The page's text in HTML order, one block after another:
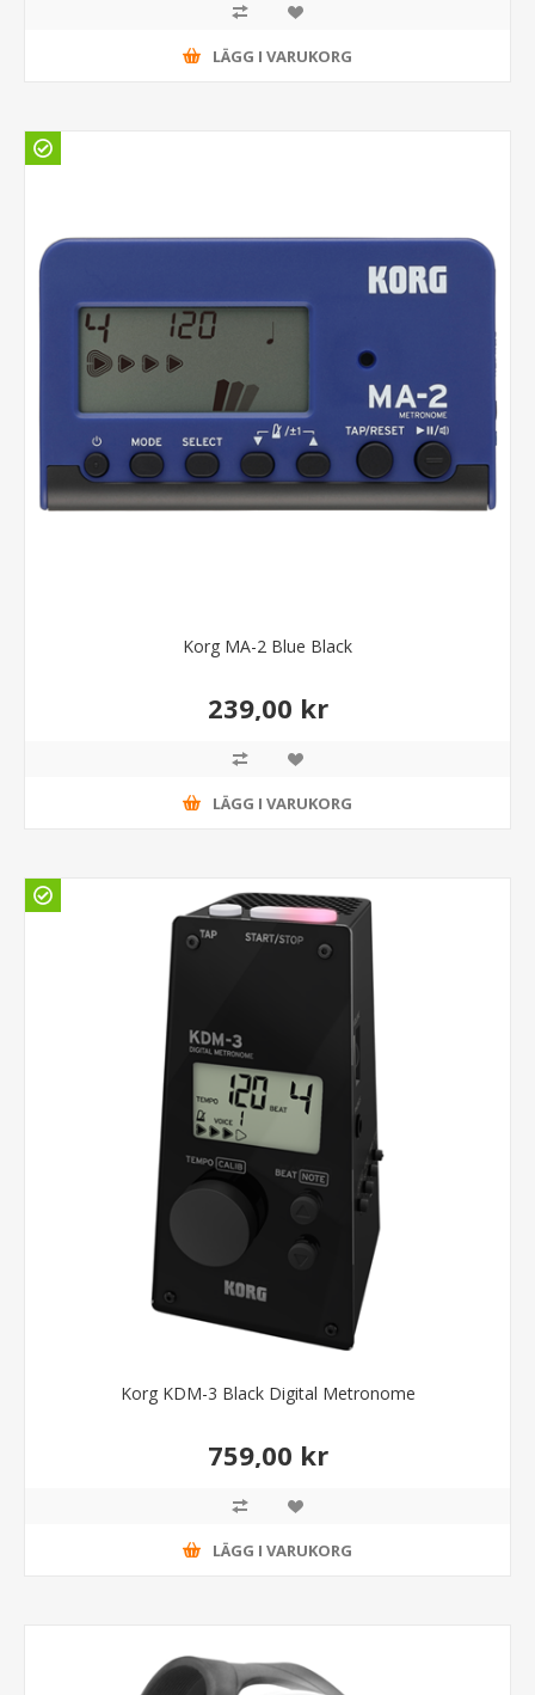
LÄGG I VARUKORG
Korg MA-2 Blue Black
239,00 kr
LÄGG I VARUKORG
Korg KDM-3 Black Digital Metronome
759,00 kr
LÄGG I VARUKORG